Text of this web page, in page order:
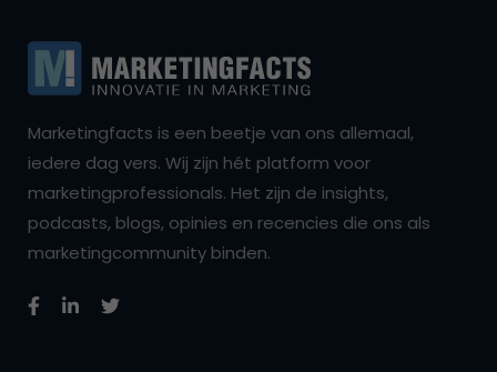
Marketingfacts is een beetje van ons allemaal,
iedere dag vers. Wij zijn hét platform voor
marketingprofessionals. Het zijn de insights,
podcasts, blogs, opinies en recencies die ons als
marketingcommunity binden.